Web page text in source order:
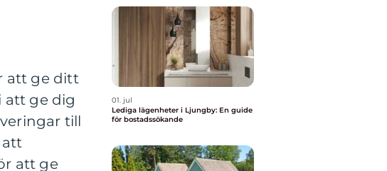
att ge ditt
att ge dig
till
att
att ge
01. jul
Lediga lägenheter i Ljungby: En guide
för bostadssökande